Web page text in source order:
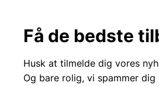
Få de bedste
Husk at tilmelde dig vores
Og bare rolig, vi spammer